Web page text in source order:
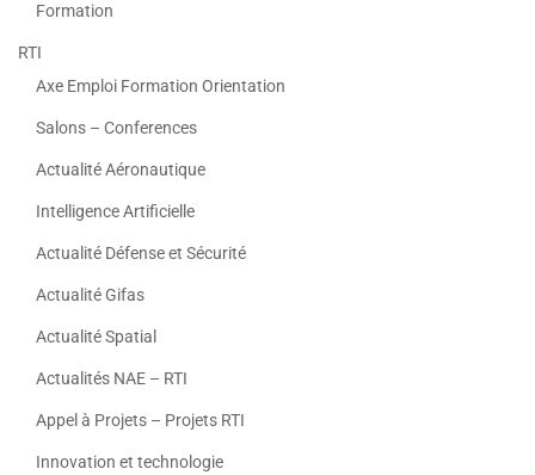
Formation
RTI
Axe Emploi Formation Orientation
Salons – Conferences
Actualité Aéronautique
Intelligence Artificielle
Actualité Défense et Sécurité
Actualité Gifas
Actualité Spatial
Actualités NAE – RTI
Appel à Projets – Projets RTI
Innovation et technologie